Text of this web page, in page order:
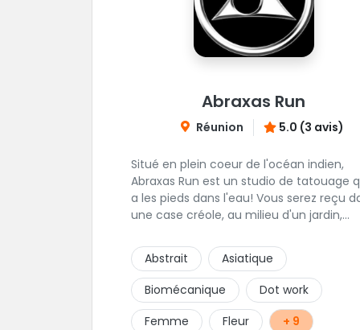
Abraxas Run
Réunion 5.0 (3 avis)
Situé en plein coeur de l'océan indien,
Abraxas Run est un studio de tatouage
a les pieds dans l'eau! Vous serez reçu
une case créole, au milieu d'un jardin,
irréprochable! Vous trouverez
un large choix de bijoux et uniquement
dans des matières biocompatibles!
trouverez à Saint-Gilles les Bains...les
de pieds en éventail...
Abstrait
Asiatique
Biomécanique
Dot work
Femme
Fleur + 9